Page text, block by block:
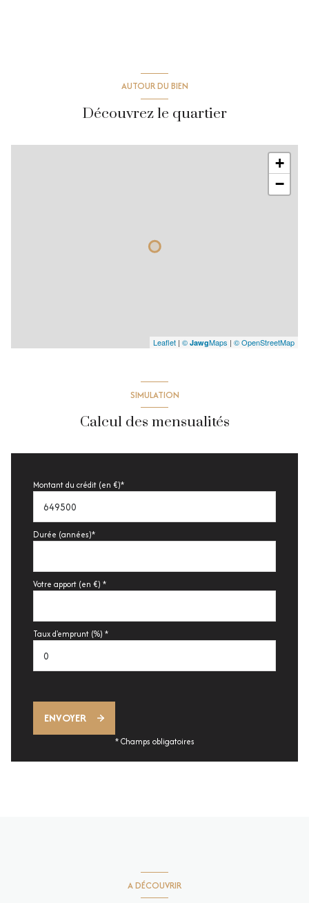
AUTOUR DU BIEN
Découvrez le quartier
+
−
Leaflet | © JawgMaps | © OpenStreetMap
SIMULATION
Calcul des mensualités
Montant du crédit (en €)*
Durée (années)*
Votre apport (en €) *
Taux d'emprunt (%) *
ENVOYER
* Champs obligatoires
A DÉCOUVRIR